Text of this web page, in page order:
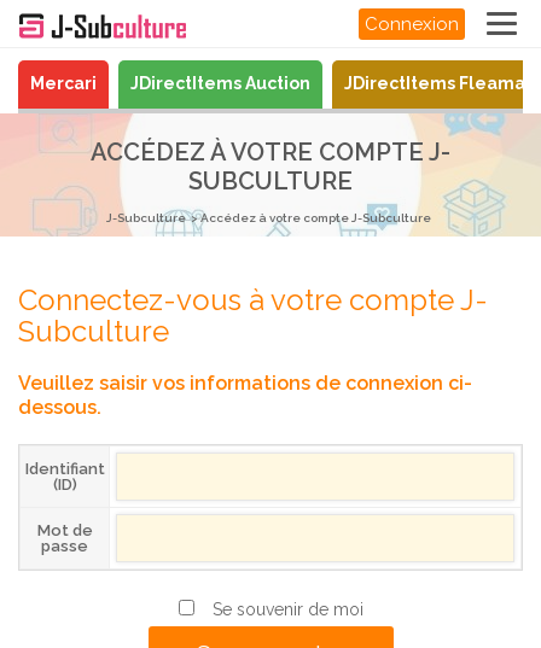
Connexion
Mercari JDirectItems Auction JDirectItems
ACCÉDEZ À VOTRE COMPTE J-
SUBCULTURE
J-Subculture Accédez à votre compte J-Subculture
Connectez-vous à votre compte J-
Subculture
Veuillez saisir vos informations de connexion ci-
dessous.
Identifiant
(ID)
Mot de
passe
Se souvenir de moi